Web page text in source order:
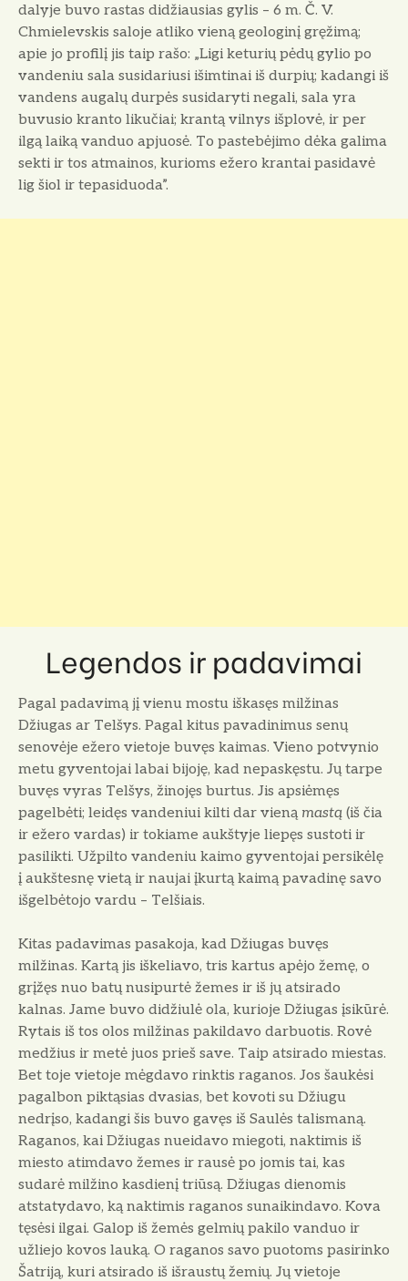
dalyje buvo rastas didžiausias gylis – 6 m. Č. V.
Chmielevskis saloje atliko vieną geologinį gręžimą;
apie jo profilį jis taip rašo: „Ligi keturių pėdų gylio po
vandeniu sala susidariusi išimtinai iš durpių; kadangi iš
vandens augalų durpės susidaryti negali, sala yra
buvusio kranto likučiai; krantą vilnys išplovė, ir per
ilgą laiką vanduo apjuosė. To pastebėjimo dėka galima
sekti ir tos atmainos, kurioms ežero krantai pasidavė
lig šiol ir tepasiduoda”.
Legendos ir padavimai
Pagal padavimą jį vienu mostu iškasęs milžinas
Džiugas ar Telšys. Pagal kitus pavadinimus senų
senovėje ežero vietoje buvęs kaimas. Vieno potvynio
metu gyventojai labai bijoję, kad nepaskęstu. Jų tarpe
buvęs vyras Telšys, žinojęs burtus. Jis apsiėmęs
pagelbėti; leidęs vandeniui kilti dar vieną mastą (iš čia
ir ežero vardas) ir tokiame aukštyje liepęs sustoti ir
pasilikti. Užpilto vandeniu kaimo gyventojai persikėlę
į aukštesnę vietą ir naujai įkurtą kaimą pavadinę savo
išgelbėtojo vardu – Telšiais.
Kitas padavimas pasakoja, kad Džiugas buvęs
milžinas. Kartą jis iškeliavo, tris kartus apėjo žemę, o
grįžęs nuo batų nusipurtė žemes ir iš jų atsirado
kalnas. Jame buvo didžiulė ola, kurioje Džiugas įsikūrė.
Rytais iš tos olos milžinas pakildavo darbuotis. Rovė
medžius ir metė juos prieš save. Taip atsirado miestas.
Bet toje vietoje mėgdavo rinktis raganos. Jos šaukėsi
pagalbon piktąsias dvasias, bet kovoti su Džiugu
nedrįso, kadangi šis buvo gavęs iš Saulės talismaną.
Raganos, kai Džiugas nueidavo miegoti, naktimis iš
miesto atimdavo žemes ir rausė po jomis tai, kas
sudarė milžino kasdienį triūsą. Džiugas dienomis
atstatydavo, ką naktimis raganos sunaikindavo. Kova
tęsėsi ilgai. Galop iš žemės gelmių pakilo vanduo ir
užliejo kovos lauką. O raganos savo puotoms pasirinko
Šatriją, kuri atsirado iš išraustų žemių. Jų vietoje